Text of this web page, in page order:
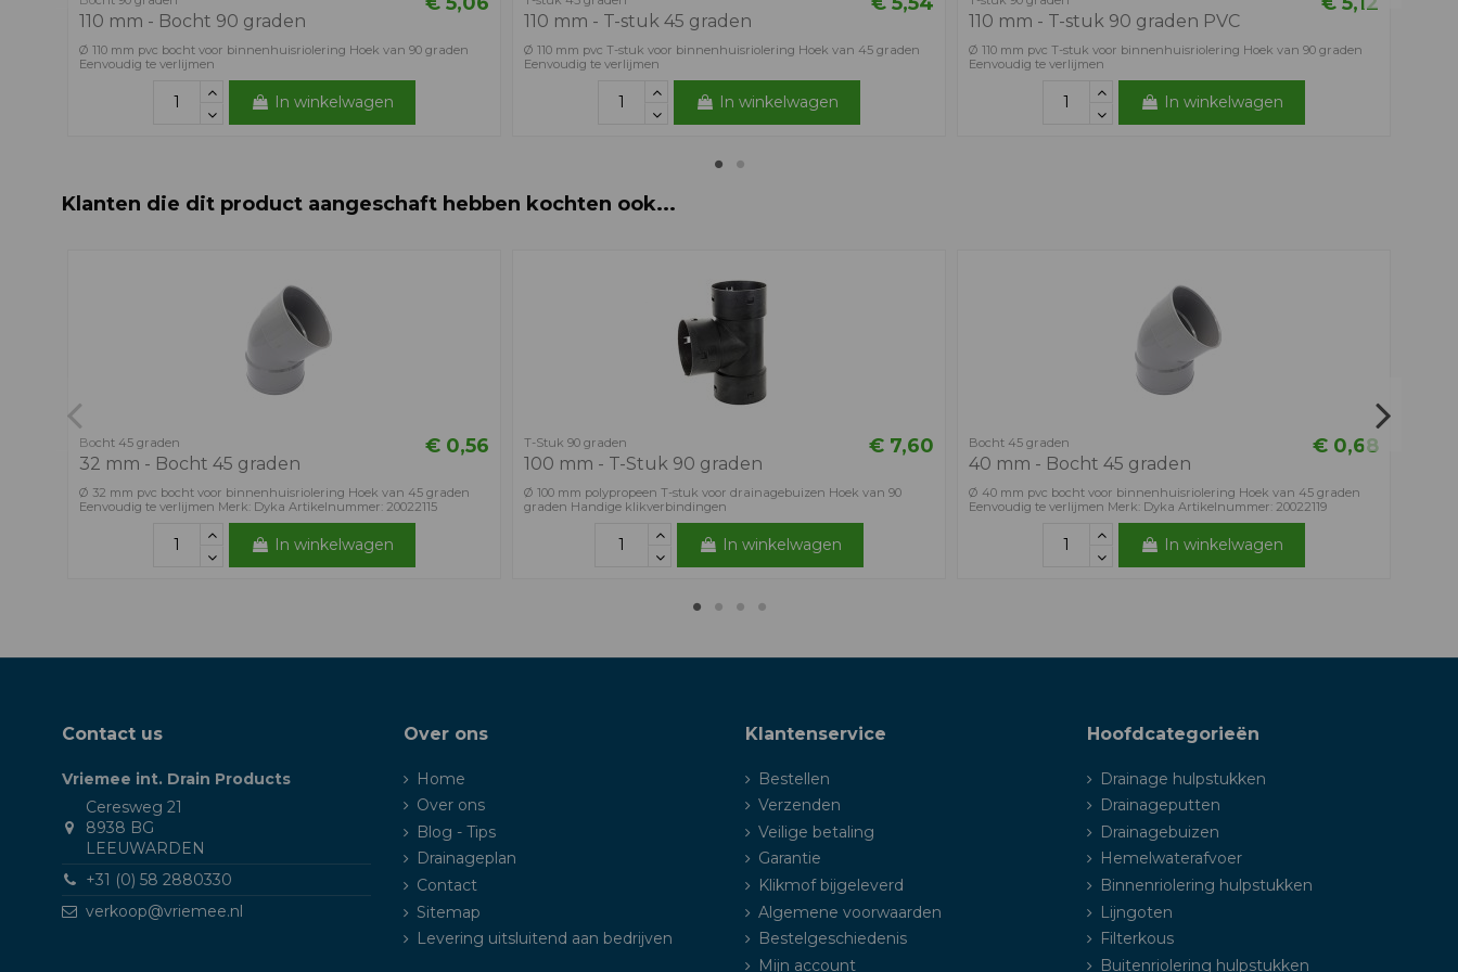
110 mm - Bocht 90 graden
Ø 110 mm pvc bocht voor binnenhuisriolering Hoek van 90 graden
Eenvoudig te verlijmen
In winkelwagen
110 mm - T-stuk 45 graden
Ø 110 mm pvc T-stuk voor binnenhuisriolering Hoek van 45 graden
Eenvoudig te verlijmen
In winkelwagen
110 mm - T-stuk 90 graden PVC
Ø 110 mm pvc T-stuk voor binnenhuisriolering Hoek van 90 graden
Eenvoudig te verlijmen
In winkelwagen
Klanten die dit product aangeschaft hebben kochten ook...
Bocht 45 graden
32 mm - Bocht 45 graden
€ 0,56
Ø 32 mm pvc bocht voor binnenhuisriolering Hoek van 45 graden
Eenvoudig te verlijmen Merk: Dyka Artikelnummer: 20022115
In winkelwagen
T-Stuk 90 graden
100 mm - T-Stuk 90 graden
€ 7,60
Ø 100 mm polypropeen T-stuk voor drainagebuizen Hoek van 90
graden Handige klikverbindingen
In winkelwagen
Bocht 45 graden
40 mm - Bocht 45 graden
€ 0,68
Ø 40 mm pvc bocht voor binnenhuisriolering Hoek van 45 graden
Eenvoudig te verlijmen Merk: Dyka Artikelnummer: 20022119
In winkelwagen
Contact us
Vriemee int. Drain Products
Ceresweg 21
8938 BG
LEEUWARDEN
+31 (0) 58 2880330
verkoop@vriemee.nl
Over ons
Home
Over ons
Blog - Tips
Drainageplan
Contact
Sitemap
Levering uitsluitend aan bedrijven
Klantenservice
Bestellen
Verzenden
Veilige betaling
Garantie
Klikmof bijgeleverd
Algemene voorwaarden
Bestelgeschiedenis
Mijn account
Hoofdcategorieën
Drainage hulpstukken
Drainageputten
Drainagebuizen
Hemelwaterafvoer
Binnenriolering hulpstukken
Lijngoten
Filterkous
Buitenriolering hulpstukken